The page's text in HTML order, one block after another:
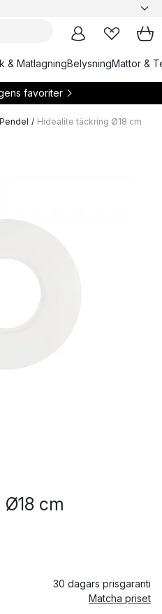
& MatlagningBelysningMattor &
favoriter
/ Hidealite täckring Ø18 cm
cm
30 dagars prisgaranti
Matcha priset